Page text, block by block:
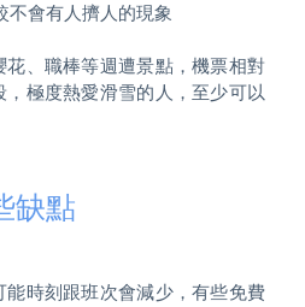
不會有人擠人的現象
、職棒等週遭景點，機票相對
極度熱愛滑雪的人，至少可以
缺點
能時刻跟班次會減少，有些免費